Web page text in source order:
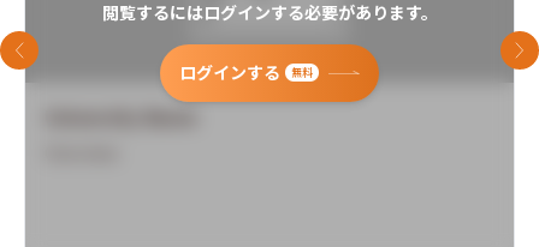
閲覧するにはログインする必要があります。
ログインする 無料
前のスライド 次